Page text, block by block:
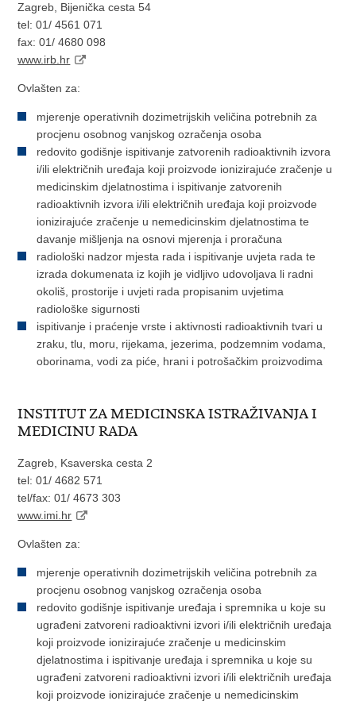
Zagreb, Bijenička cesta 54
tel: 01/ 4561 071
fax: 01/ 4680 098
www.irb.hr
Ovlašten za:
mjerenje operativnih dozimetrijskih veličina potrebnih za
procjenu osobnog vanjskog ozračenja osoba
redovito godišnje ispitivanje zatvorenih radioaktivnih izvora
i/ili električnih uređaja koji proizvode ionizirajuće zračenje u
medicinskim djelatnostima i ispitivanje zatvorenih
radioaktivnih izvora i/ili električnih uređaja koji proizvode
ionizirajuće zračenje u nemedicinskim djelatnostima te
davanje mišljenja na osnovi mjerenja i proračuna
radiološki nadzor mjesta rada i ispitivanje uvjeta rada te
izrada dokumenata iz kojih je vidljivo udovoljava li radni
okoliš, prostorije i uvjeti rada propisanim uvjetima
radiološke sigurnosti
ispitivanje i praćenje vrste i aktivnosti radioaktivnih tvari u
zraku, tlu, moru, rijekama, jezerima, podzemnim vodama,
oborinama, vodi za piće, hrani i potrošačkim proizvodima
INSTITUT ZA MEDICINSKA ISTRAŽIVANJA I
MEDICINU RADA
Zagreb, Ksaverska cesta 2
tel: 01/ 4682 571
tel/fax: 01/ 4673 303
www.imi.hr
Ovlašten za:
mjerenje operativnih dozimetrijskih veličina potrebnih za
procjenu osobnog vanjskog ozračenja osoba
redovito godišnje ispitivanje uređaja i spremnika u koje su
ugrađeni zatvoreni radioaktivni izvori i/ili električnih uređaja
koji proizvode ionizirajuće zračenje u medicinskim
djelatnostima i ispitivanje uređaja i spremnika u koje su
ugrađeni zatvoreni radioaktivni izvori i/ili električnih uređaja
koji proizvode ionizirajuće zračenje u nemedicinskim